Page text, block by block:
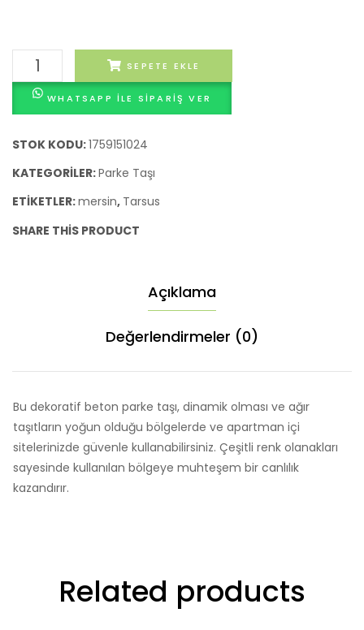
Altıgen
Parke
Taşları
M2
adet
SEPETE EKLE
WHATSAPP ILE SIPARIŞ VER
STOK KODU:1759151024
KATEGORILER:Parke Taşı
ETIKETLER:mersin, Tarsus
SHARE THIS PRODUCT
Açıklama
Değerlendirmeler (0)
Bu dekoratif beton parke taşı, dinamik olması ve ağır
taşıtların yoğun olduğu bölgelerde ve apartman içi
sitelerinizde güvenle kullanabilirsiniz. Çeşitli renk olanakları
sayesinde kullanılan bölgeye muhteşem bir canlılık
kazandırır.
Related products